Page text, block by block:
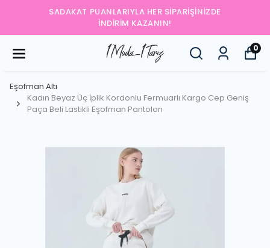
PUANLARIYLA HER SIPARIŞINIZDE
İNDIRIM KAZANIN!
0
Eşofman Altı
Kadın Beyaz Üç İplik Kordonlu Fermuarlı Kargo Cep Geniş
Paça Beli Lastikli Eşofman Pantolon